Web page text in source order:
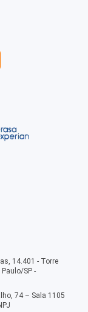
14.401 - Torre
SP -
74 – Sala 1105